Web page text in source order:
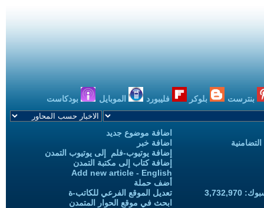
بنترست بلوكر فليبورد الموبايل بودكاست
اضافة موضوع جديد
اضافة خبر
إضافة يوتيوب-فلم إلى يوتيوب التمدن
إضافة كتاب إلى مكتبة التمدن
Add new article - English
أضف حملة
تعديل الموقع الفرعي للكاتب-ة
ابحث في موقع الحوار المتمدن